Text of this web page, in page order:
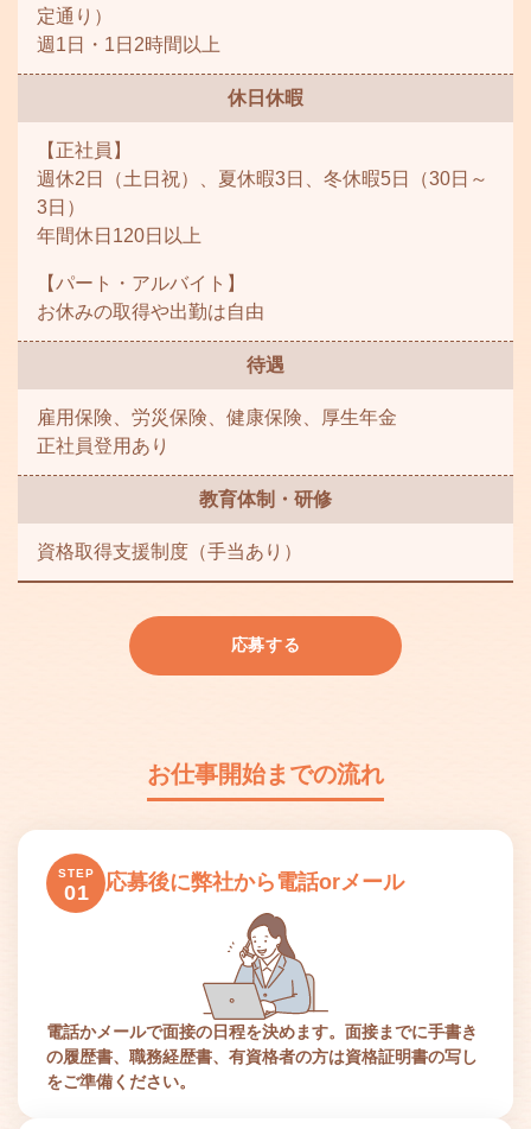
定通り）
週1日・1日2時間以上
休日休暇
【正社員】
週休2日（土日祝）、夏休暇3日、冬休暇5日（30日～
3日）
年間休日120日以上
【パート・アルバイト】
お休みの取得や出勤は自由
待遇
雇用保険、労災保険、健康保険、厚生年金
正社員登用あり
教育体制・研修
資格取得支援制度（手当あり）
応募する
お仕事開始までの流れ
STEP
01 応募後に弊社から電話orメール
電話かメールで面接の日程を決めます。面接までに手書き
の履歴書、職務経歴書、有資格者の方は資格証明書の写し
をご準備ください。